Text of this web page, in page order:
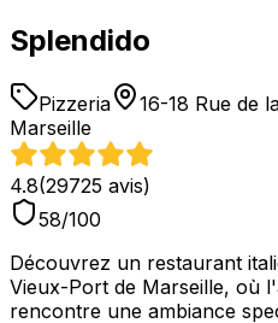
Splendido
Pizzeria
16-18 Rue de
Marseille
4.8(29725 avis)
58/100
Découvrez un restaurant
Vieux-Port de Marseille, où
rencontre une ambiance